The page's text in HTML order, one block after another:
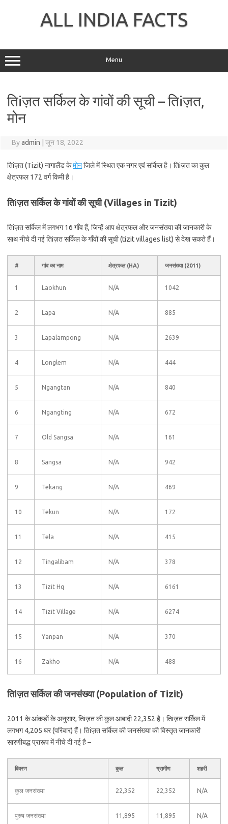
ALL INDIA FACTS
Menu
तिiज़त सर्किल के गांवों की सूची – तिiज़त,
मोन
Byadmin जून 18, 2022
तिiज़त (Tizit) नागालैंड केमोनजिले में स्थित एक नगर एवं सर्किल है। तिiज़त का कुल
क्षेत्रफल 172 वर्ग किमी है।
तिiज़त सर्किल के गांवों की सूची (Villages in Tizit)
तिiज़त सर्किल में लगभग 16 गाँव हैं, जिन्हें आप क्षेत्रफल और जनसंख्या की जानकारी के
साथ नीचे दी गई तिiज़त सर्किल के गाँवों की सूची (tizit villages list) से देख सकते हैं।
# गांव का नाम क्षेत्रफल (HA) जनसंख्या (2011)
1 Laokhun N/A 1042
2 Lapa N/A 885
3 Lapalampong N/A 2639
4 Longlem N/A 444
5 Ngangtan N/A 840
6 Ngangting N/A 672
7 Old Sangsa N/A 161
8 Sangsa N/A 942
9 Tekang N/A 469
10 Tekun N/A 172
11 Tela N/A 415
12 Tingalibam N/A 378
13 Tizit Hq N/A 6161
14 Tizit Village N/A 6274
15 Yanpan N/A 370
16 Zakho N/A 488
तिiज़त सर्किल की जनसंख्या (Population of Tizit)
2011 के आंकड़ों के अनुसार, तिiज़त की कुल आबादी 22,352 है। तिiज़त सर्किल में
लगभग 4,205 घर (परिवार) हैं। तिiज़त सर्किल की जनसंख्या की विस्तृत जानकारी
सारणीबद्ध प्रारूप में नीचे दी गई है –
विवरण कुल ग्रामीण शहरी
कुल जनसंख्या 22,352 22,352 N/A
पुरुष जनसंख्या 11,895 11,895 N/A